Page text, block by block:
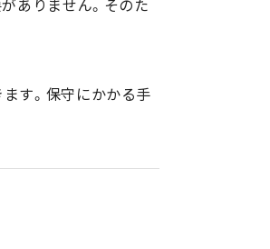
ありません。そのた
す。保守にかかる手